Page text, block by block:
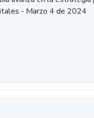
- Marzo 4 de 2024